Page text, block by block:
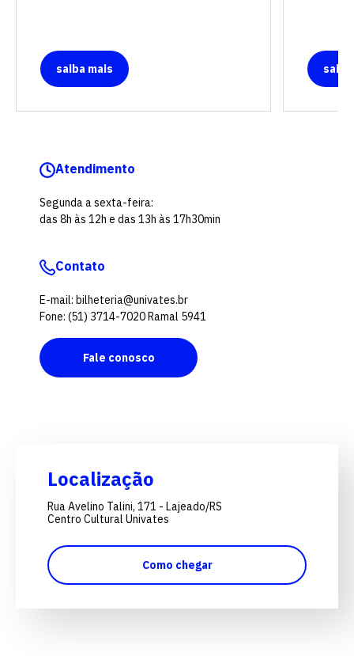
saiba mais
Atendimento
Segunda a sexta-feira:
das 8h às 12h e das 13h às 17h30min
Contato
E-mail: bilheteria@univates.br
Fone: (51) 3714-7020 Ramal 5941
Fale conosco
Localização
Rua Avelino Talini, 171 - Lajeado/RS
Centro Cultural Univates
Como chegar